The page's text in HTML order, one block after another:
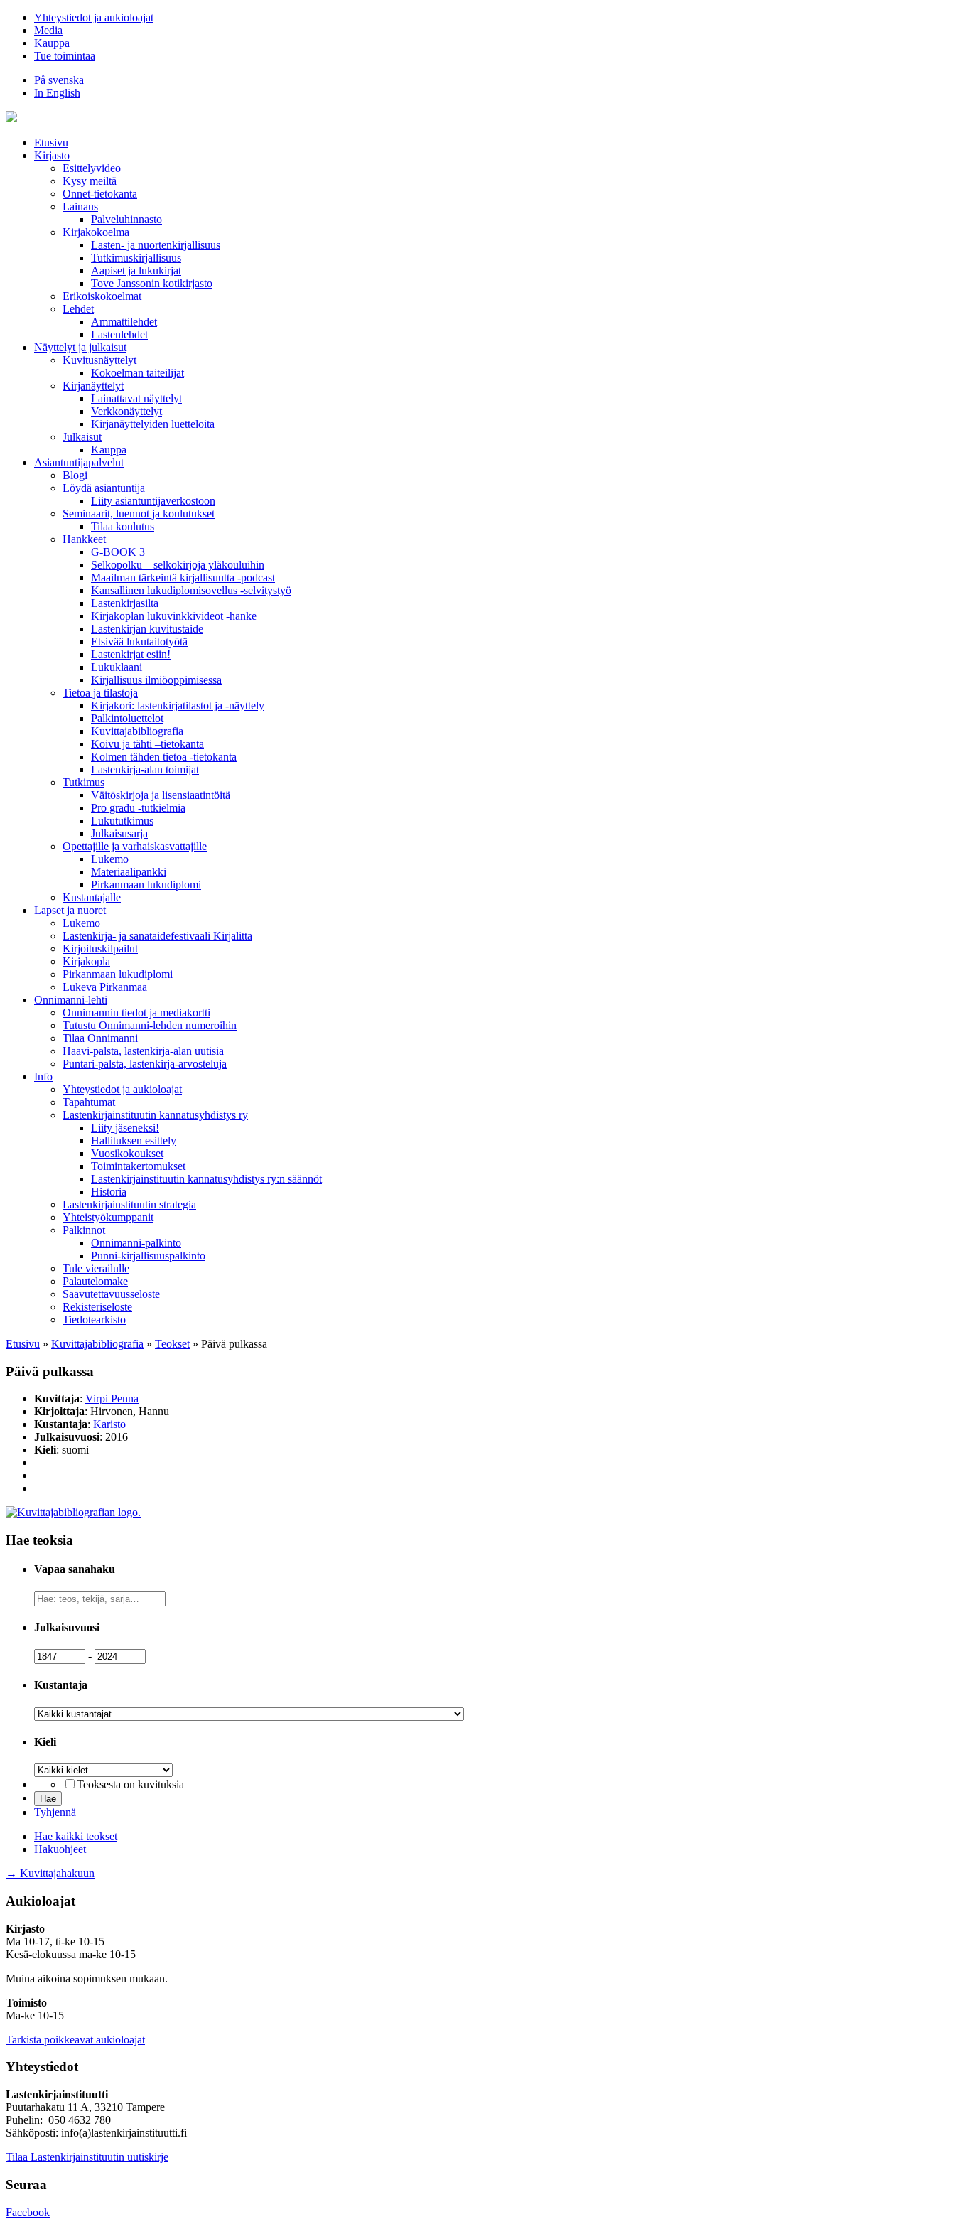
Hyppää
sisältöön
Yhteystiedot ja aukioloajat
Media
Kauppa
Tue toimintaa
På svenska
In English
Etusivu
Kirjasto
Esittelyvideo
Kysy meiltä
Onnet-tietokanta
Lainaus
Palveluhinnasto
Kirjakokoelma
Lasten- ja nuortenkirjallisuus
Tutkimuskirjallisuus
Aapiset ja lukukirjat
Tove Janssonin kotikirjasto
Erikoiskokoelmat
Lehdet
Ammattilehdet
Lastenlehdet
Näyttelyt ja julkaisut
Kuvitusnäyttelyt
Kokoelman taiteilijat
Kirjanäyttelyt
Lainattavat näyttelyt
Verkkonäyttelyt
Kirjanäyttelyiden luetteloita
Julkaisut
Kauppa
Asiantuntija­palvelut
Blogi
Löydä asiantuntija
Liity asiantuntijaverkostoon
Seminaarit, luennot ja koulutukset
Tilaa koulutus
Hankkeet
G-BOOK 3
Selkopolku – selkokirjoja yläkouluihin
Maailman tärkeintä kirjallisuutta -podcast
Kansallinen lukudiplomisovellus -selvitystyö
Lastenkirjasilta
Kirjakoplan lukuvinkkivideot -hanke
Lastenkirjan kuvitustaide
Etsivää lukutaitotyötä
Lastenkirjat esiin!
Lukuklaani
Kirjallisuus ilmiöoppimisessa
Tietoa ja tilastoja
Kirjakori: lastenkirjatilastot ja -näyttely
Palkintoluettelot
Kuvittaja­bibliografia
Koivu ja tähti –tietokanta
Kolmen tähden tietoa -tietokanta
Lastenkirja-alan toimijat
Tutkimus
Väitöskirjoja ja lisensiaatintöitä
Pro gradu -tutkielmia
Lukututkimus
Julkaisusarja
Opettajille ja varhaiskasvattajille
Lukemo
Materiaalipankki
Pirkanmaan lukudiplomi
Kustantajalle
Lapset ja nuoret
Lukemo
Lastenkirja- ja sanataidefestivaali Kirjalitta
Kirjoituskilpailut
Kirjakopla
Pirkanmaan lukudiplomi
Lukeva Pirkanmaa
Onnimanni-lehti
Onnimannin tiedot ja mediakortti
Tutustu Onnimanni-lehden numeroihin
Tilaa Onnimanni
Haavi-palsta, lastenkirja-alan uutisia
Puntari-palsta, lastenkirja-arvosteluja
Info
Yhteystiedot ja aukioloajat
Tapahtumat
Lastenkirjainstituutin kannatusyhdistys ry
Liity jäseneksi!
Hallituksen esittely
Vuosikokoukset
Toimintakertomukset
Lastenkirjainstituutin kannatusyhdistys ry:n säännöt
Historia
Lastenkirjainstituutin strategia
Yhteistyökumppanit
Palkinnot
Onnimanni-palkinto
Punni-kirjallisuuspalkinto
Tule vierailulle
Palautelomake
Saavutettavuusseloste
Rekisteriseloste
Tiedotearkisto
Etusivu » Kuvittaja­bibliografia » Teokset » Päivä pulkassa
Päivä pulkassa
Kuvittaja: Virpi Penna
Kirjoittaja: Hirvonen, Hannu
Kustantaja: Karisto
Julkaisuvuosi: 2016
Kieli: suomi
Hae teoksia
Vapaa sanahaku
Vapaa
sanahaku
Julkaisuvuosi
Julkaisuvuosi
- Julkaisuvuosi
Kustantaja
Kustantaja
Kieli
Kieli
Teoksesta on kuvituksia
Tyhjennä
Hae kaikki teokset
Hakuohjeet
→ Kuvittajahakuun
Aukioloajat
Kirjasto
Ma 10-17, ti-ke 10-15
Kesä-elokuussa ma-ke 10-15
Muina aikoina sopimuksen mukaan.
Toimisto
Ma-ke 10-15
Tarkista poikkeavat aukioloajat
Yhteystiedot
Lastenkirjainstituutti
Puutarhakatu 11 A, 33210 Tampere
Puhelin: 050 4632 780
Sähköposti: info(a)lastenkirjainstituutti.fi
Tilaa Lastenkirjainstituutin uutiskirje
Seuraa
Facebook